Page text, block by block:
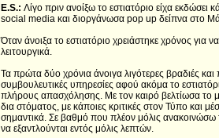
E.S.: Λίγο πριν ανοίξω το εστιατόριο είχα
social media και διοργάνωσα pop up δείπνα στο
Όταν άνοιξα το εστιατόριο χρειάστηκε χρόνος
λειτουργικά.
Τα πρώτα δύο χρόνια άνοιγα λιγότερες βραδιές
συμβουλευτικές υπηρεσίες αφού ακόμα το
πλήρους απασχόλησης. Με τον καιρό βελτίωσα το
δια στόματος, με κάποιες κριτικές στον Τύπο και
σημαντικά. Σε βαθμό που πλέον μόλις ανακοινώσω
να εξαντλούνται εντός μόλις λεπτών.